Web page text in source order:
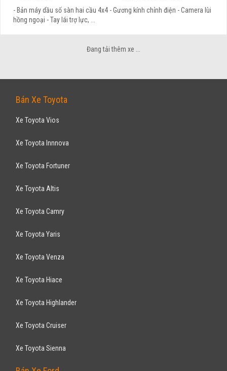
- Bản máy dầu số sàn hai cầu 4x4 - Gương kính chỉnh điện - Camera lùi
hồng ngoại - Tay lái trợ lực, ...
Đang tải thêm xe ...
Bán Xe Toyota
Xe Toyota Vios
Xe Toyota Innnova
Xe Toyota Fortuner
Xe Toyota Altis
Xe Toyota Camry
Xe Toyota Yaris
Xe Toyota Venza
Xe Toyota Hiace
Xe Toyota Highlander
Xe Toyota Cruiser
Xe Toyota Sienna